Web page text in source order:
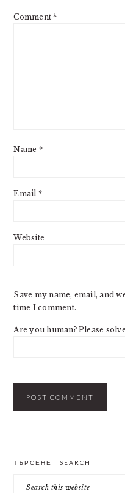
Comment*
Name *
Email *
Website
Save my name, email, and
time I comment.
Are you human? Please
ТЪРСЕНЕ | SEARCH